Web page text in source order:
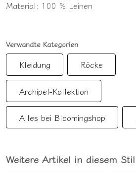
Weitere Artikel in diesem Stil
Material: 100 % Leinen
Verwandte Kategorien
Kleidung Röcke
Archipel-Kollektion
Alles bei Bloomingshop